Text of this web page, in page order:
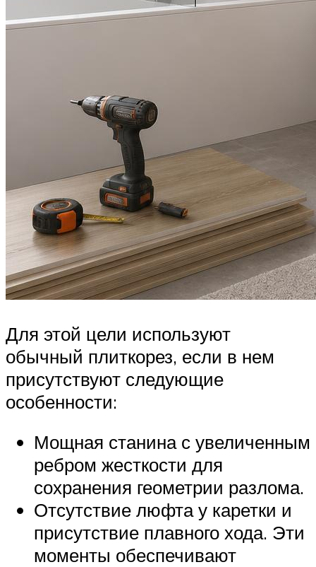
Для этой цели используют
обычный плиткорез, если в нем
присутствуют следующие
особенности:
Мощная станина с увеличенным
ребром жесткости для
сохранения геометрии разлома.
Отсутствие люфта у каретки и
присутствие плавного хода. Эти
моменты обеспечивают